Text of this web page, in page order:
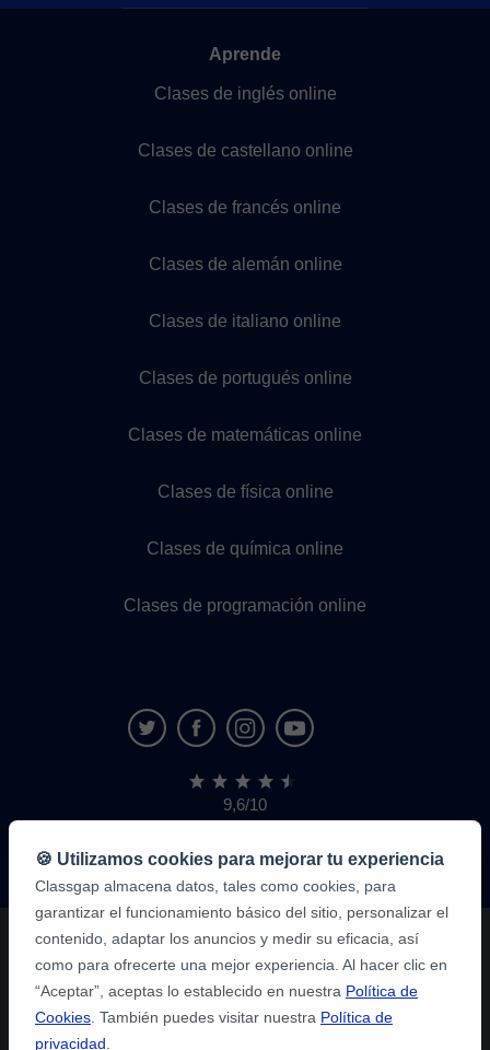
Aprende
Clases de inglés online
Clases de castellano online
Clases de francés online
Clases de alemán online
Clases de italiano online
Clases de portugués online
Clases de matemáticas online
Clases de física online
Clases de química online
Clases de programación online
9,6/10
1.339.284
de
alumnos
🍪 Utilizamos cookies para mejorar tu experiencia
Classgap almacena datos, tales como cookies, para
garantizar el funcionamiento básico del sitio, personalizar el
contenido, adaptar los anuncios y medir su eficacia, así
como para ofrecerte una mejor experiencia. Al hacer clic en
“Aceptar”, aceptas lo establecido en nuestra Política de
Cookies . También puedes visitar nuestra Política de
privacidad